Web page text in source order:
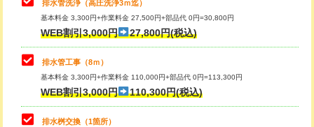
え）
マス交換（土の掘削・埋め戻し作業）
マス交換（深さ50㎝未満）
マス交換（深さ50㎝以上） 66,000円
コンクリート斫り（厚さ10㎝まで）
止水・漏水調査・防水処理・清掃・修
理・調整・分解・加工など（重作業）
33,000円
その他部品の脱着
交換・取付（タンク） 22,000円+材料費
交換・取付(単水栓（壁付・デッキ
排水管洗浄（高圧洗浄3ｍ迄）
基本料金 3,300円+作業料金 27,500円+部品代 0円=30,800円
WEB割引3,000円 27,800円(税込)
排水管工事（8ｍ）
基本料金 3,300円+作業料金 110,000円+部品代 0円=113,300円
WEB割引3,000円 110,300円(税込)
排水桝交換（1箇所）